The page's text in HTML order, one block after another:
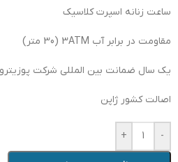
ساعت زنانه اسپرت کلاسیک
مقاومت در برابر آب 3ATM (30 متر)
یک سال ضمانت بین المللی شرکت
اصالت کشور ژاپن
-
+